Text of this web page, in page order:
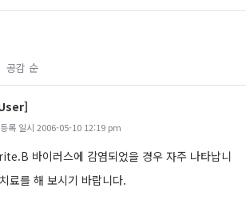
공감 순
록 일시 2006-05-10 12:19 pm
바이러스에 감염되었을 경우 자주 나타납니
료를 해 보시기 바랍니다.